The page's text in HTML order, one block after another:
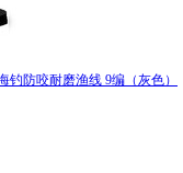
防咬耐磨渔线 9编（灰色）